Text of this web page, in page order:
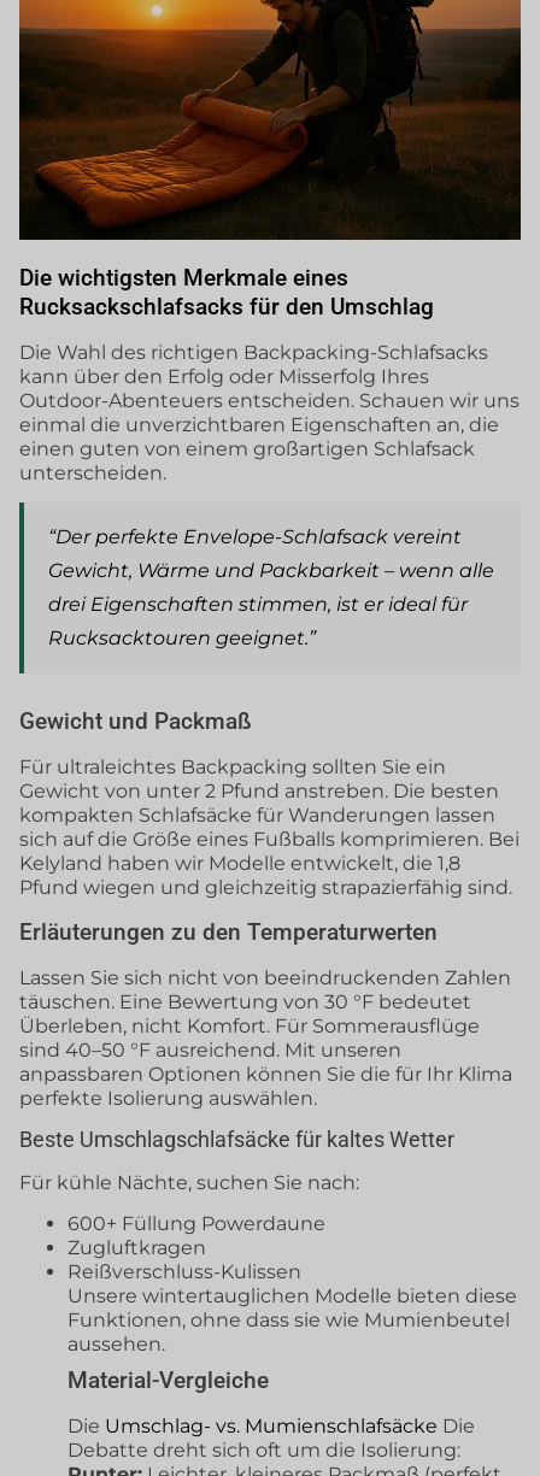
Die wichtigsten Merkmale eines
Rucksackschlafsacks für den Umschlag
Die Wahl des richtigen Backpacking-Schlafsacks
kann über den Erfolg oder Misserfolg Ihres
Outdoor-Abenteuers entscheiden. Schauen wir uns
einmal die unverzichtbaren Eigenschaften an, die
einen guten von einem großartigen Schlafsack
unterscheiden.
“Der perfekte Envelope-Schlafsack vereint
Gewicht, Wärme und Packbarkeit – wenn alle
drei Eigenschaften stimmen, ist er ideal für
Rucksacktouren geeignet.”
Gewicht und Packmaß
Für ultraleichtes Backpacking sollten Sie ein
Gewicht von unter 2 Pfund anstreben. Die besten
kompakten Schlafsäcke für Wanderungen lassen
sich auf die Größe eines Fußballs komprimieren. Bei
Kelyland haben wir Modelle entwickelt, die 1,8
Pfund wiegen und gleichzeitig strapazierfähig sind.
Erläuterungen zu den Temperaturwerten
Lassen Sie sich nicht von beeindruckenden Zahlen
täuschen. Eine Bewertung von 30 °F bedeutet
Überleben, nicht Komfort. Für Sommerausflüge
sind 40–50 °F ausreichend. Mit unseren
anpassbaren Optionen können Sie die für Ihr Klima
perfekte Isolierung auswählen.
Beste Umschlagschlafsäcke für kaltes Wetter
Für kühle Nächte, suchen Sie nach:
600+ Füllung Powerdaune
Zugluftkragen
Reißverschluss-Kulissen
Unsere wintertauglichen Modelle bieten diese
Funktionen, ohne dass sie wie Mumienbeutel
aussehen.
Material-Vergleiche
Die Umschlag- vs. Mumienschlafsäcke Die
Debatte dreht sich oft um die Isolierung: